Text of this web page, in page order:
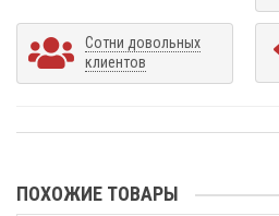
Сотни довольных
клиентов
ПОХОЖИЕ ТОВАРЫ